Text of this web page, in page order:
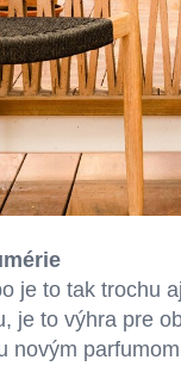
je to tak trochu
je to výhra pre
novým